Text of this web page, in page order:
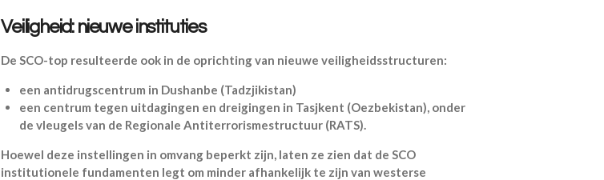
Veiligheid: nieuwe instituties
De SCO-top resulteerde ook in de oprichting van nieuwe veiligheidsstructuren:
een antidrugscentrum in Dushanbe (Tadzjikistan)
een centrum tegen uitdagingen en dreigingen in Tasjkent (Oezbekistan), onder
de vleugels van de Regionale Antiterrorismestructuur (RATS).
Hoewel deze instellingen in omvang beperkt zijn, laten ze zien dat de SCO
institutionele fundamenten legt om minder afhankelijk te zijn van westerse